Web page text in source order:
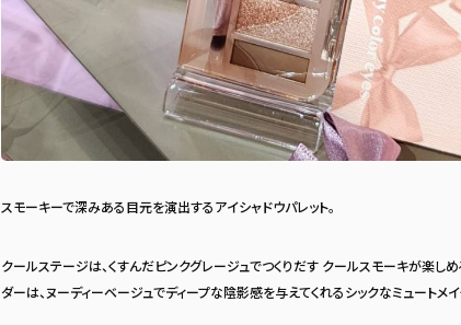
スモーキーで深みある目元を演出するアイシャドウパレット。
クールステージは、くすんだピンクグレージュでつくりだす クールスモーキが楽しめ
ダーは、ヌーディーベージュでディープな陰影感を与えてくれるシックなミュートメ